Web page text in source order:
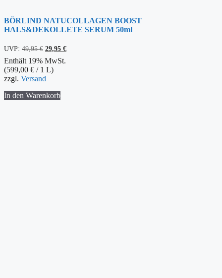
BÖRLIND NATUCOLLAGEN BOOST
HALS&DEKOLLETE SERUM 50ml
UVP: 49,95€ Ursprünglicher
war:
49,95 €
29,95 €Aktueller
Enthält 19% MwSt.
(599,00 € / 1 L)
zzgl. Versand
In den Warenkorb